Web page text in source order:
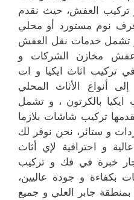
العفش، حيث نقدم
نوم مستورد أو محلي
و تشمل خدمات نقل العفش
مخازن الشركات و
في تركيب اثاث ايكيا و ات
أنواع الأثاث المحلي
ايكيا بالكرتون ، و تشمل
تركيب شاشات بلازما
و ستائر، نحن نوفر لك
و احترافية لإي أثاث
خبرة في فك و تركيب
بكفاءة و جودة عاليين،
بمنطقة جابر العلي و جميع